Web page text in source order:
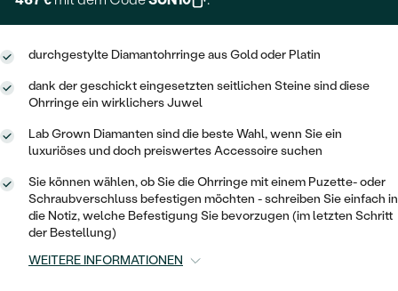
VINTAGE
AUSSERGEWÖHNLICHE
GEHÄMMERTE
VON HAND GRAVIERTE
MIT FÜLLUNG
IM SET
AUSSERGEWÖHNLICH
GESTALTE EINEN RING
WÄHLE EINEN RING
LAB GROWN DIAMANTEN ZUM
EINFASSEN
RINGE
ANHÄNGER / KETTEN
ARMBÄNDER
SCHMUCKSET
HERRENSCHMUCK
SCHMUCK FÜR KINDER
BROSCHEN
MINIMALISTISCHE
SOLITÄR
HERZ
KINDER
PIERCINGS
ZUR GEBURT EINES KINDES
PERSONALISIERT
MIT STERNZEICHEN
MINIMALISTISCH
MEDAILLON
KETTEN
PLATIN
NACH STYL
MEMOIRE
MINIMALISTISCHE
STATEMENT
SIEGELRINGE
durchgestylte Diamantohrringe aus Gold oder Platin
dank der geschickt eingesetzten seitlichen Steine sind diese
Ohrringe ein wirklichers Juwel
Lab Grown Diamanten sind die beste Wahl, wenn Sie ein
luxuriöses und doch preiswertes Accessoire suchen
Sie können wählen, ob Sie die Ohrringe mit einem Puzette- oder
Schraubverschluss befestigen möchten - schreiben Sie einfach in
die Notiz, welche Befestigung Sie bevorzugen (im letzten Schritt
der Bestellung)
WEITERE INFORMATIONEN